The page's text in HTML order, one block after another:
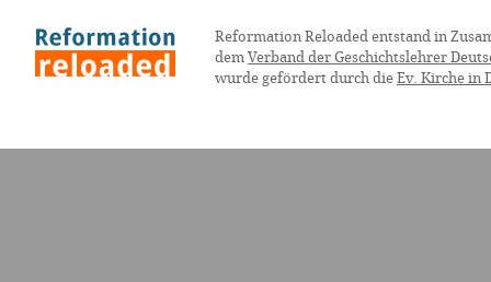
Reformation Reloaded entstand in
dem Verband der Geschichtslehrer
wurde gefördert durch die Ev. Kirche in